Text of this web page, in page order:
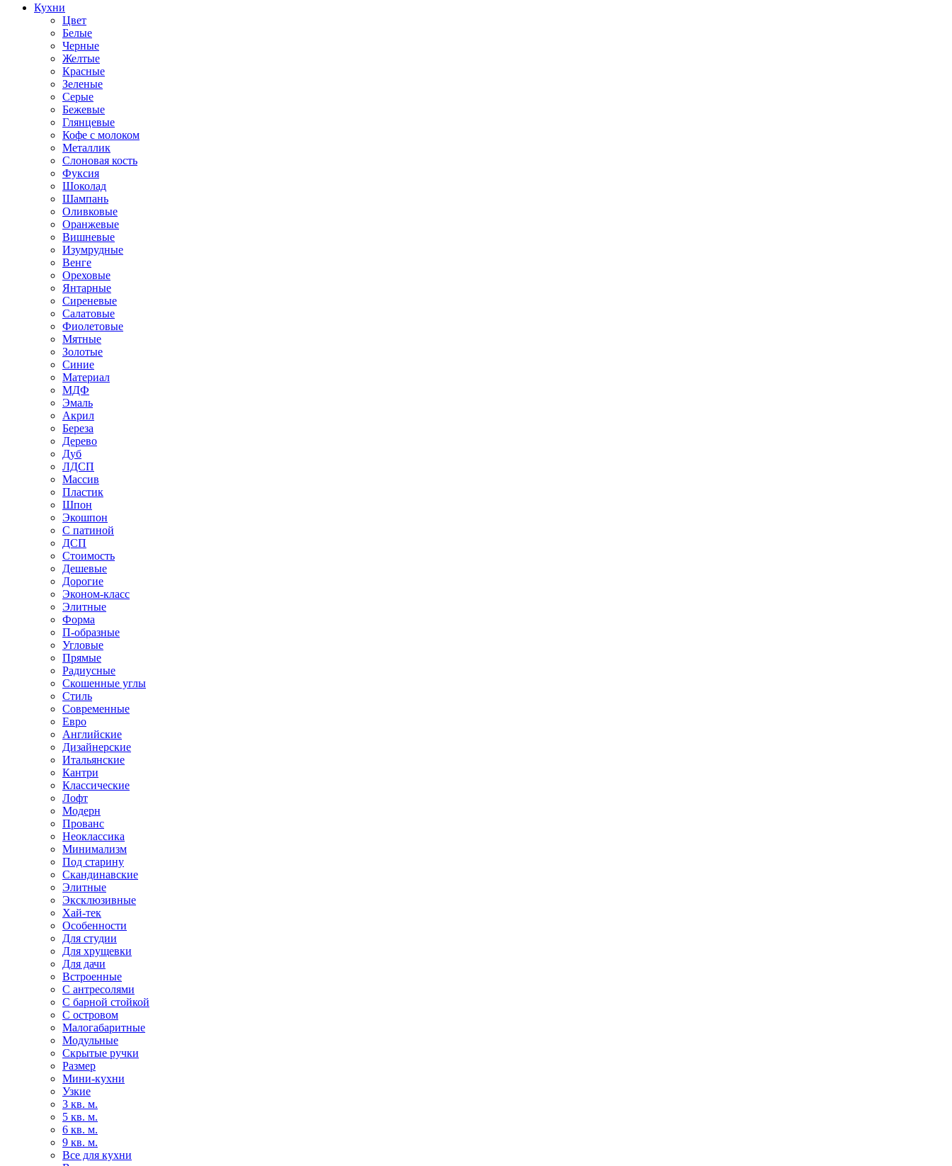
Кухни
Цвет
Белые
Черные
Желтые
Красные
Зеленые
Серые
Бежевые
Глянцевые
Кофе с молоком
Металлик
Слоновая кость
Фуксия
Шоколад
Шампань
Оливковые
Оранжевые
Вишневые
Изумрудные
Венге
Ореховые
Янтарные
Сиреневые
Салатовые
Фиолетовые
Мятные
Золотые
Синие
Материал
МДФ
Эмаль
Акрил
Береза
Дерево
Дуб
ЛДСП
Массив
Пластик
Шпон
Экошпон
С патиной
ДСП
Стоимость
Дешевые
Дорогие
Эконом-класс
Элитные
Форма
П-образные
Угловые
Прямые
Радиусные
Скошенные углы
Стиль
Современные
Евро
Английские
Дизайнерские
Итальянские
Кантри
Классические
Лофт
Модерн
Прованс
Неоклассика
Минимализм
Под старину
Скандинавские
Элитные
Эксклюзивные
Хай-тек
Особенности
Для студии
Для хрущевки
Для дачи
Встроенные
С антресолями
С барной стойкой
С островом
Малогабаритные
Модульные
Скрытые ручки
Размер
Мини-кухни
Узкие
3 кв. м.
5 кв. м.
6 кв. м.
9 кв. м.
Все для кухни